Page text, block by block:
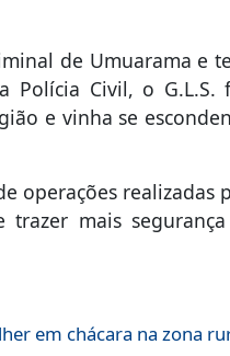
de Umuarama e
Polícia Civil, o G.L.S.
e vinha se
operações realizadas
mais
em chácara na zona